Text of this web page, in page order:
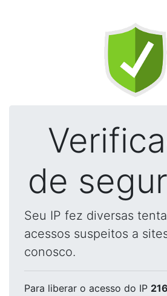
de
Seu IP fez diversas
acessos suspeitos a
conosco.
Para liberar o acesso do IP